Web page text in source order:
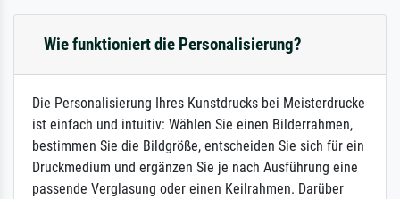
Wie funktioniert die Personalisierung?
Die Personalisierung Ihres Kunstdrucks bei Meisterdrucke
ist einfach und intuitiv: Wählen Sie einen Bilderrahmen,
bestimmen Sie die Bildgröße, entscheiden Sie sich für ein
Druckmedium und ergänzen Sie je nach Ausführung eine
passende Verglasung oder einen Keilrahmen. Darüber